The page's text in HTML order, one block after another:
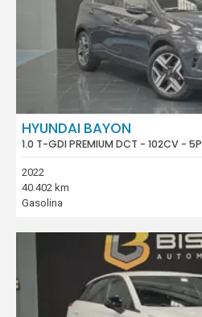
HYUNDAI BAYON
1.0 T-GDI PREMIUM DCT - 102CV - 5P
2022
40.402 km
Gasolina